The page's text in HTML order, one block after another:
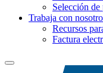
Selección
Trabaja con
Recursos
Factura